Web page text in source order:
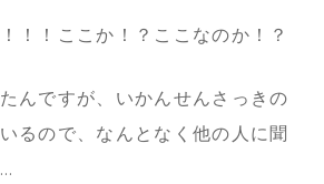
！！ここか！？ここなのか！？
んですが、いかんせんさっきの
るので、なんとなく他の人に聞